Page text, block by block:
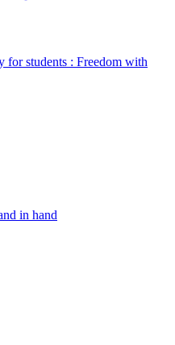
for students : Freedom with
in hand